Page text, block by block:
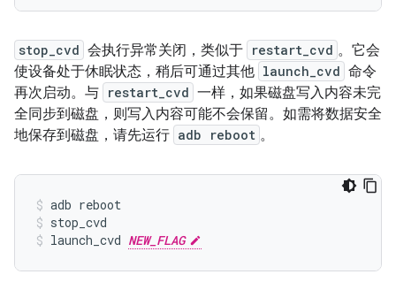
stop_cvd 会执行异常关闭，类似于 restart_cvd 。它会
使设备处于休眠状态，稍后可通过其他 launch_cvd 命令
再次启动。与 restart_cvd 一样，如果磁盘写入内容未完
全同步到磁盘，则写入内容可能不会保留。如需将数据安全
地保存到磁盘，请先运行 adb reboot 。
adb reboot
stop_cvd
launch_cvd NEW_FLAG